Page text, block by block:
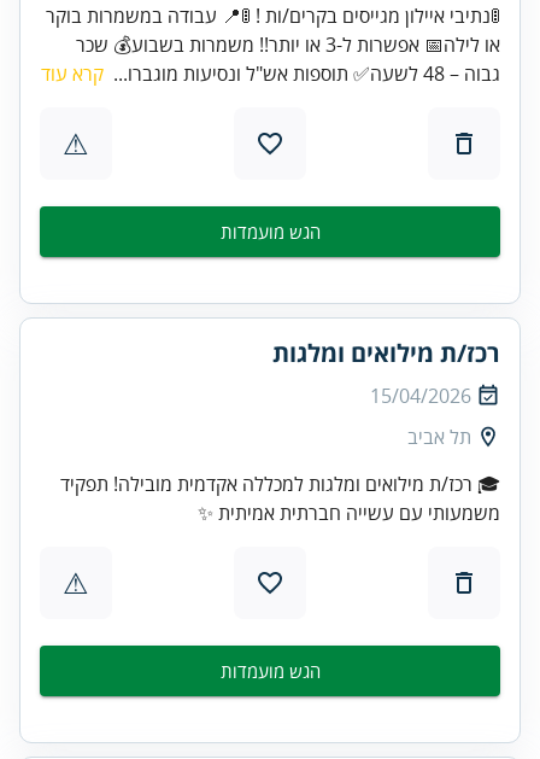
🚦נתיבי איילון מגייסים בקרים/ות ! 🚦📍 עבודה במשמרות בוקר
או לילה📅 אפשרות ל-3 או יותר!! משמרות בשבוע💰 שכר
גבוה – 48 לשעה✅ תוספות אש"ל ונסיעות מוגברו...
קרא עוד
⚠
הגש מועמדות
רכז/ת מילואים ומלגות
15/04/2026
תל אביב
🎓 רכז/ת מילואים ומלגות למכללה אקדמית מובילה! תפקיד
משמעותי עם עשייה חברתית אמיתית ✨
⚠
הגש מועמדות